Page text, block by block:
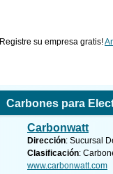
Registre su empresa gratis!
Carbones para
Carbonwatt
Dirección: Sucursal
Clasificación:
www.carbonwatt.com